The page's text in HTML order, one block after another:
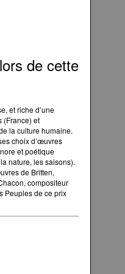
de cette
et riche d’une
(France) et
la culture humaine.
choix d’œuvres
et poétique
nature, les saisons).
de Britten,
compositeur
Peuples de ce prix